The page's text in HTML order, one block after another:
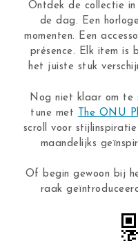
Ontdek de collectie
de dag. Een
momenten. Een
présence. Elk item is
het juiste stuk
Nog niet klaar om te
tune met
The ONU
scroll voor
maandelijks
Of begin gewoon bij
raak